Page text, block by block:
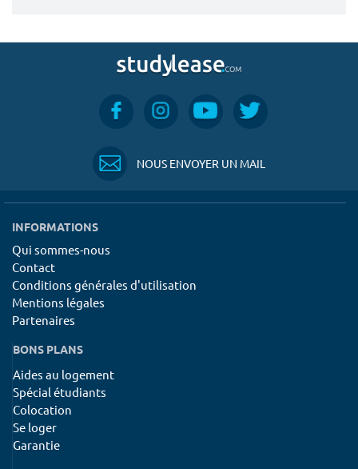
NOUS ENVOYER UN MAIL
INFORMATIONS
Qui sommes-nous
Contact
Conditions générales d'utilisation
Mentions légales
Partenaires
BONS PLANS
Aides au logement
Spécial étudiants
Colocation
Se loger
Garantie